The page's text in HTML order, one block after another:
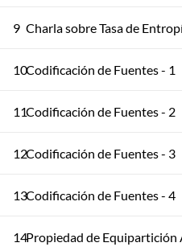
9 Charla sobre Tasa de
10Codificación de Fuentes - 1
11Codificación de Fuentes - 2
12Codificación de Fuentes - 3
13Codificación de Fuentes - 4
14Propiedad de Equipartición